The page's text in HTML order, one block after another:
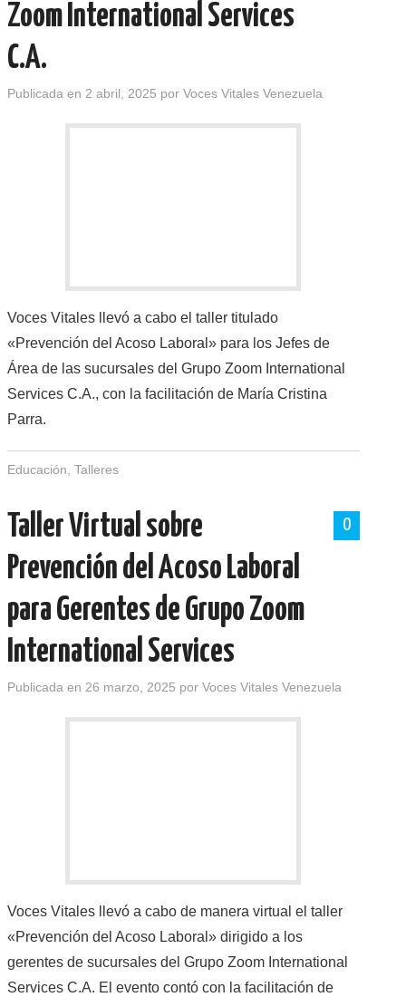
Zoom International Services
C.A.
Publicada en 2 abril, 2025 por Voces Vitales Venezuela
Voces Vitales llevó a cabo el taller titulado
«Prevención del Acoso Laboral» para los Jefes de
Área de las sucursales del Grupo Zoom International
Services C.A., con la facilitación de María Cristina
Parra.
Educación Talleres
0
Taller Virtual sobre
Prevención del Acoso Laboral
para Gerentes de Grupo Zoom
International Services
Publicada en 26 marzo, 2025 por Voces Vitales Venezuela
Voces Vitales llevó a cabo de manera virtual el taller
«Prevención del Acoso Laboral» dirigido a los
gerentes de sucursales del Grupo Zoom International
Services C.A. El evento contó con la facilitación de